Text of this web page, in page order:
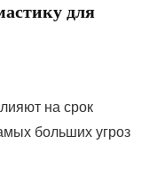
для
на срок
больших угроз